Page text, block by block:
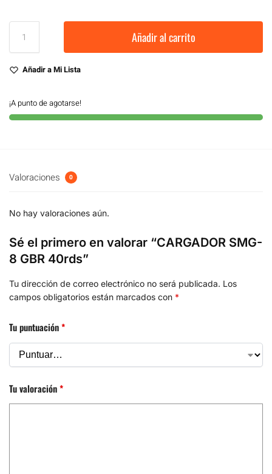
Añadir al carrito
Añadir a Mi Lista
¡A punto de agotarse!
Valoraciones 0
No hay valoraciones aún.
Sé el primero en valorar “CARGADOR SMG-
8 GBR 40rds”
Tu dirección de correo electrónico no será publicada. Los
campos obligatorios están marcados con *
Tu puntuación*
Tu valoración*